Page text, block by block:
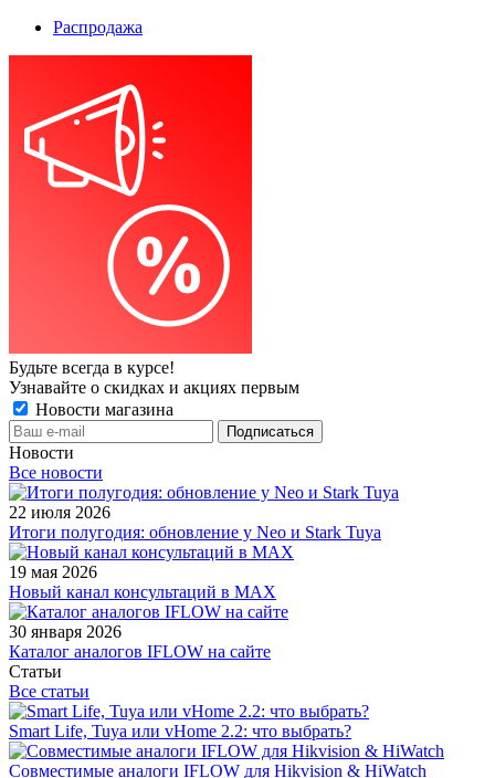
Распродажа
Будьте всегда в курсе!
Узнавайте о скидках и акциях первым
Новости магазина
Новости
Все новости
22 июля 2026
Итоги полугодия: обновление у Neo и Stark Tuya
19 мая 2026
Новый канал консультаций в MAX
30 января 2026
Каталог аналогов IFLOW на сайте
Статьи
Все статьи
Smart Life, Tuya или vHome 2.2: что выбрать?
Совместимые аналоги IFLOW для Hikvision & HiWatch